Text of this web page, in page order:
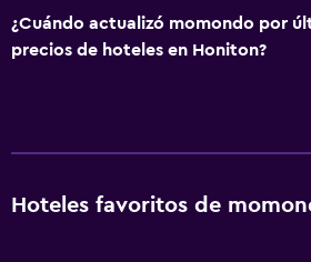
¿Cuándo actualizó momondo por
precios de hoteles en Honiton?
Hoteles favoritos de